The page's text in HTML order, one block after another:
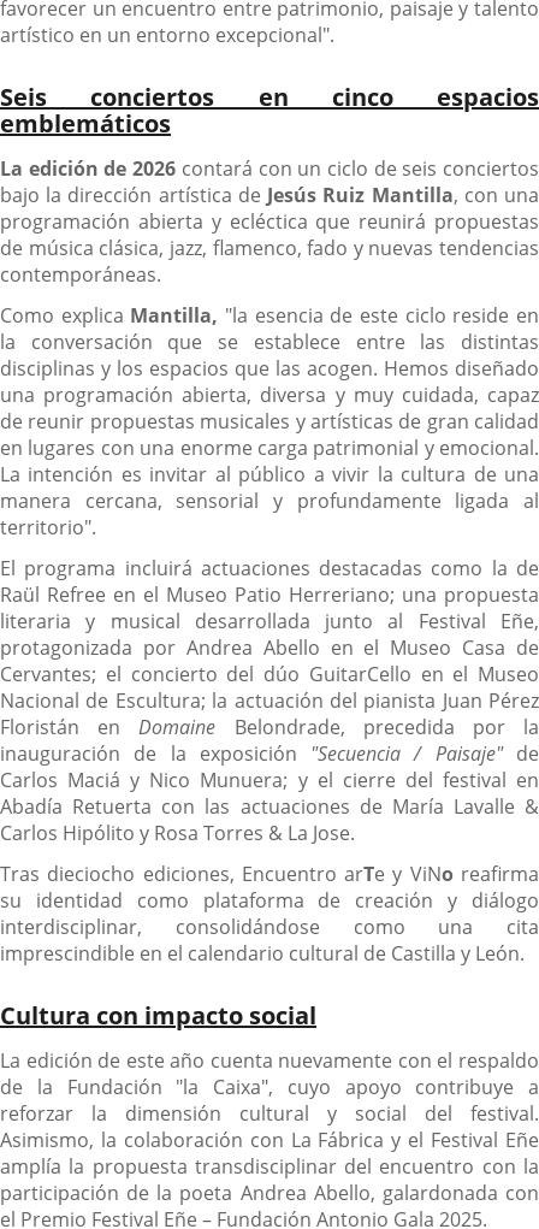
favorecer un encuentro entre patrimonio, paisaje y talento
artístico en un entorno excepcional".
Seis conciertos en cinco espacios
emblemáticos
La edición de 2026 contará con un ciclo de seis conciertos
bajo la dirección artística de Jesús Ruiz Mantilla, con una
programación abierta y ecléctica que reunirá propuestas
de música clásica, jazz, flamenco, fado y nuevas tendencias
contemporáneas.
Como explica Mantilla, "la esencia de este ciclo reside en
la conversación que se establece entre las distintas
disciplinas y los espacios que las acogen. Hemos diseñado
una programación abierta, diversa y muy cuidada, capaz
de reunir propuestas musicales y artísticas de gran calidad
en lugares con una enorme carga patrimonial y emocional.
La intención es invitar al público a vivir la cultura de una
manera cercana, sensorial y profundamente ligada al
territorio".
El programa incluirá actuaciones destacadas como la de
Raül Refree en el Museo Patio Herreriano; una propuesta
literaria y musical desarrollada junto al Festival Eñe,
protagonizada por Andrea Abello en el Museo Casa de
Cervantes; el concierto del dúo GuitarCello en el Museo
Nacional de Escultura; la actuación del pianista Juan Pérez
Floristán enDomaine Belondrade, precedida por la
inauguración de la exposición "Secuencia / Paisaje"de
Carlos Maciá y Nico Munuera; y el cierre del festival en
Abadía Retuerta con las actuaciones de María Lavalle &
Carlos Hipólito y Rosa Torres & La Jose.
Tras dieciocho ediciones, Encuentro arTe y ViNoreafirma
su identidad como plataforma de creación y diálogo
interdisciplinar, consolidándose como una cita
imprescindible en el calendario cultural de Castilla y León.
Cultura con impacto social
La edición de este año cuenta nuevamente con el respaldo
de la Fundación "la Caixa", cuyo apoyo contribuye a
reforzar la dimensión cultural y social del festival.
Asimismo, la colaboración con La Fábrica y el Festival Eñe
amplía la propuesta transdisciplinar del encuentro con la
participación de la poeta Andrea Abello, galardonada con
el Premio Festival Eñe – Fundación Antonio Gala 2025.